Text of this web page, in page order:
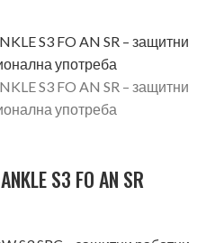
S3 FO AN SR